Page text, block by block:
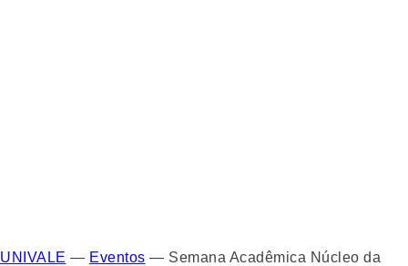
UNIVALE — Eventos — Semana Acadêmica Núcleo da